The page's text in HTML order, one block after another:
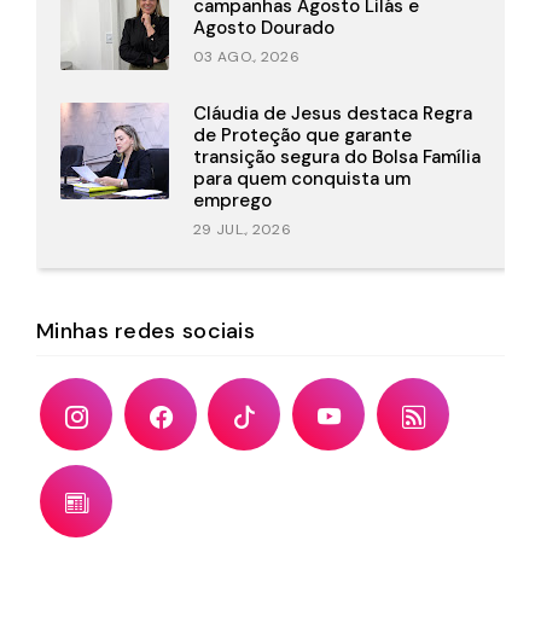
campanhas Agosto Lilás e
Agosto Dourado
03 AGO., 2026
Cláudia de Jesus destaca Regra
de Proteção que garante
transição segura do Bolsa Família
para quem conquista um
emprego
29 JUL., 2026
Minhas redes sociais